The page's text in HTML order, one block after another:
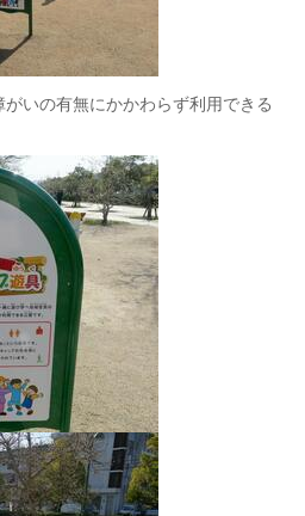
いの有無にかかわらず利用できる